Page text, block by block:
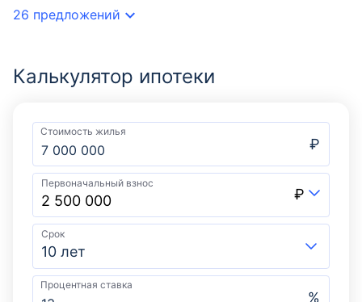
26 предложений
Калькулятор ипотеки
Стоимость жилья
₽
Первоначальный взнос
₽
Срок
10 лет
Процентная ставка
%